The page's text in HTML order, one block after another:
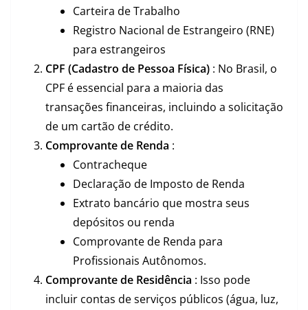
Carteira de Trabalho
Registro Nacional de Estrangeiro (RNE)
para estrangeiros
CPF (Cadastro de Pessoa Física) : No Brasil, o
CPF é essencial para a maioria das
transações financeiras, incluindo a solicitação
de um cartão de crédito.
Comprovante de Renda :
Contracheque
Declaração de Imposto de Renda
Extrato bancário que mostra seus
depósitos ou renda
Comprovante de Renda para
Profissionais Autônomos.
Comprovante de Residência : Isso pode
incluir contas de serviços públicos (água, luz,